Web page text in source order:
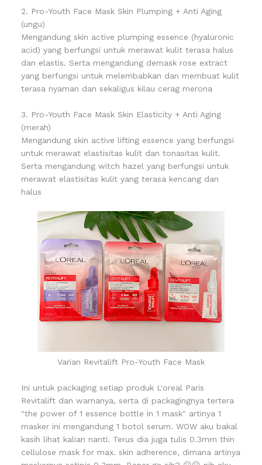
2. Pro-Youth Face Mask Skin Plumping + Anti Aging
(ungu)
Mengandung skin active plumping essence (hyaluronic
acid) yang berfungsi untuk merawat kulit terasa halus
dan elastis. Serta mengandung demask rose extract
yang berfungsi untuk melembabkan dan membuat kulit
terasa nyaman dan sekaligus kilau cerag merona
3. Pro-Youth Face Mask Skin Elasticity + Anti Aging
(merah)
Mengandung skin active lifting essence yang berfungsi
untuk merawat elastisitas kulit dan tonasitas kulit.
Serta mengandung witch hazel yang berfungsi untuk
merawat elastisitas kulit yang terasa kencang dan
halus
Varian Revitalift Pro-Youth Face Mask
Ini untuk packaging setiap produk L'oreal Paris
Revitalift dan warnanya, serta di packagingnya tertera
"the power of 1 essence bottle in 1 mask" artinya 1
masker ini mengandung 1 botol serum. WOW aku bakal
kasih lihat kalian nanti. Terus dia juga tulis 0.3mm thin
cellulose mask for max. skin adherence, dimana artinya